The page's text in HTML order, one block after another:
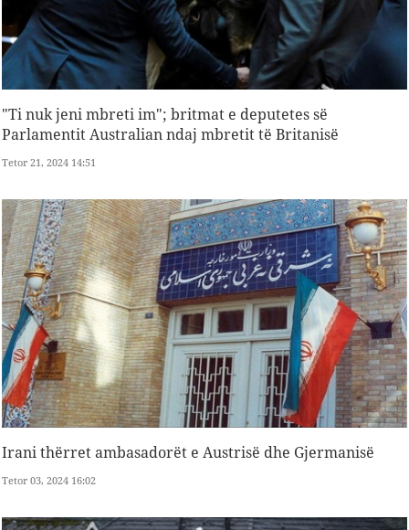
"Ti nuk jeni mbreti im"; britmat e deputetes së
Parlamentit Australian ndaj mbretit të Britanisë
Tetor 21, 2024 14:51
Irani thërret ambasadorët e Austrisë dhe Gjermanisë
Tetor 03, 2024 16:02